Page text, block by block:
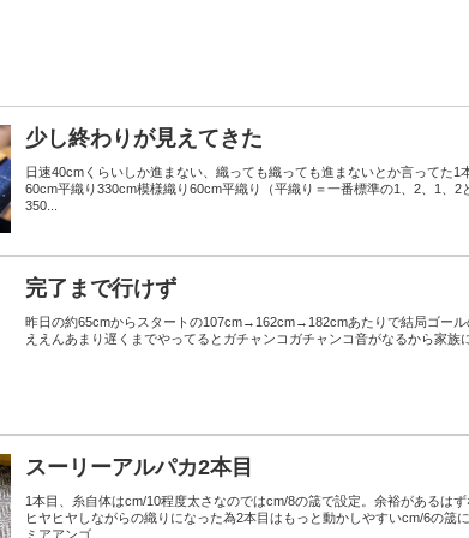
少し終わりが見えてきた
日速40cmくらいしか進まない、織っても織っても進まないとか言ってた1
60cm平織り330cm模様織り60cm平織り（平織り＝一番標準の1、2、1、
350...
完了まで行けず
昨日の約65cmからスタートの107cm→162cm→182cmあたりで結局ゴー
ええんあまり遅くまでやってるとガチャンコガチャンコ音がなるから家族
スーリーアルパカ2本目
1本目、糸自体はcm/10程度太さなのではcm/8の筬で設定。余裕があるは
ヒヤヒヤしながらの織りになった為2本目はもっと動かしやすいcm/6の
ミアアンゴ...